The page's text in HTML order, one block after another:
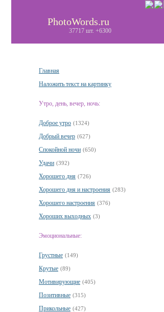
PhotoWords.ru
37717 шт. +6300
Главная
Наложить текст на картинку
Утро, день, вечер, ночь:
Доброе утро (1324)
Добрый вечер (627)
Спокойной ночи (650)
Удачи (392)
Хорошего дня (726)
Хорошего дня и настроения (283)
Хорошего настроения (376)
Хороших выходных (3)
Эмоциональные:
Грустные (149)
Крутые (89)
Мотивирующие (405)
Позитивные (315)
Прикольные (427)